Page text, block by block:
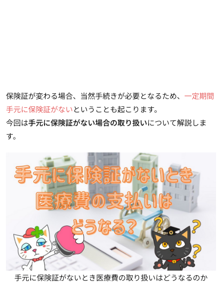
保険証が変わる場合、当然手続きが必要となるため、 一定期間
手元に保険証がないということも起こります。
今回は手元に保険証がない場合の取り扱いについて解説しま
す。
手元に保険証がないとき医療費の取り扱いはどうなるのか